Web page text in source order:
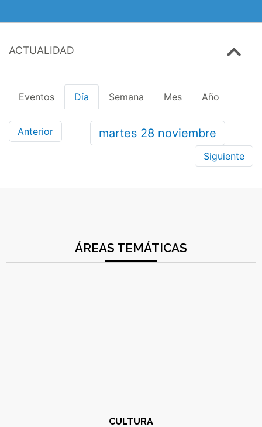
ACTUALIDAD
Eventos Día Semana Mes Año
Anterior martes 28 noviembre
Siguiente
ÁREAS TEMÁTICAS
CULTURA